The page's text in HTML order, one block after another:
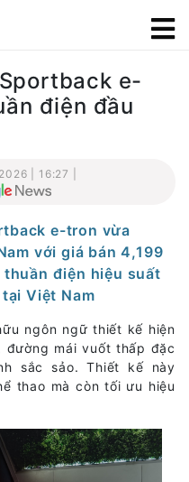
e-
điện đầu
| 16:27 |
e-tron vừa
với giá bán 4,199
điện hiệu suất
Việt Nam
ngôn ngữ thiết kế hiện
đường mái vuốt thấp đặc
sắc sảo. Thiết kế này
thao mà còn tối ưu hiệu